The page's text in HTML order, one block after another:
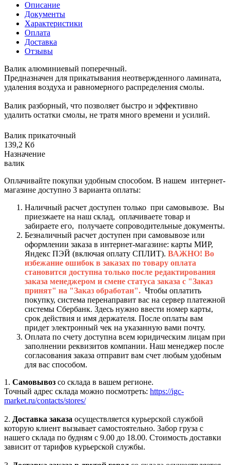
Описание
Документы
Характеристики
Оплата
Доставка
Отзывы
Валик алюминиевый поперечный.
Предназначен для прикатывания неотвержденного ламината,
удаления воздуха и равномерного распределения смолы.
Валик разборный, что позволяет быстро и эффективно
удалить остатки смолы, не тратя много времени и усилий.
Валик прикаточный
139,2 Кб
Назначение
валик
Оплачивайте покупки удобным способом. В нашем интернет-
магазине доступно 3 варианта оплаты:
Наличный расчет доступен только при самовывозе. Вы
приезжаете на наш склад, оплачиваете товар и
забираете его, получаете сопроводительные документы.
Безналичный расчет доступен при самовывозе или
оформлении заказа в интернет-магазине: карты МИР,
Яндекс ПЭЙ (включая оплату СПЛИТ). ВАЖНО! Во
избежание ошибок в заказах по товару оплата
становится доступна только после редактирования
заказа менеджером и смене статуса заказа с "Заказ
принят" на "Заказ обработан". Чтобы оплатить
покупку, система перенаправит вас на сервер платежной
системы Сбербанк. Здесь нужно ввести номер карты,
срок действия и имя держателя. После оплаты вам
придет электронный чек на указанную вами почту.
Оплата по счету доступна всем юридическим лицам при
заполнении реквизитов компании. Наш менеджер после
согласования заказа отправит вам счет любым удобным
для вас способом.
1. Самовывоз со склада в вашем регионе.
Точный адрес склада можно посмотреть: https://igc-
market.ru/contacts/stores/
2. Доставка заказа осуществляется курьерской службой
которую клиент вызывает самостоятельно. Забор груза с
нашего склада по будням с 9.00 до 18.00. Стоимость доставки
зависит от тарифов курьерской службы.